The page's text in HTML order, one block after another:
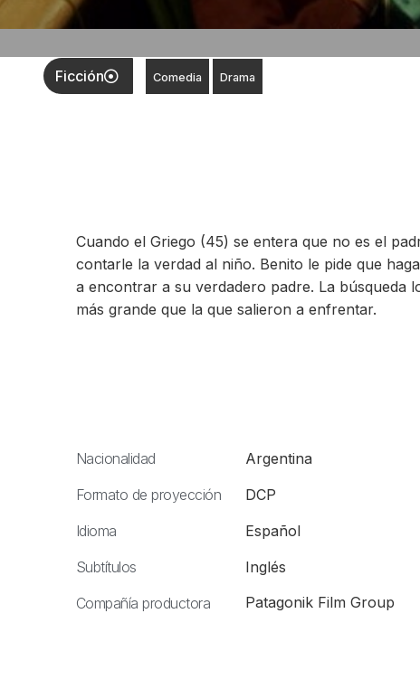
Ficción Comedia Drama
Cuando el Griego (45) se entera que no es el
contarle la verdad al niño. Benito le pide que
a encontrar a su verdadero padre. La búsqueda
más grande que la que salieron a enfrentar.
Nacionalidad
Argentina
Formato de proyección
DCP
Idioma
Español
Subtítulos
Inglés
Compañía productora
Patagonik Film Group